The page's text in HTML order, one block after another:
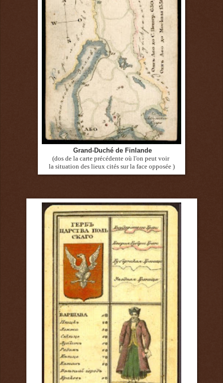
Grand-Duché de Finlande
(dos de la carte précédente où l'on peut voir
lasituation des lieux cités sur la face opposée )